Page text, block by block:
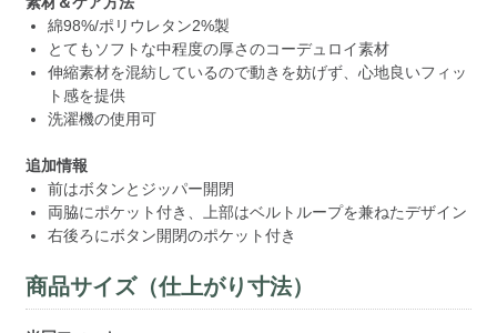
綿98%/ポリウレタン2%製
とてもソフトな中程度の厚さのコーデュロイ素材
伸縮素材を混紡しているので動きを妨げず、心地良いフィッ
ト感を提供
洗濯機の使用可
追加情報
前はボタンとジッパー開閉
両脇にポケット付き、上部はベルトループを兼ねたデザイン
右後ろにボタン開閉のポケット付き
商品サイズ（仕上がり寸法）